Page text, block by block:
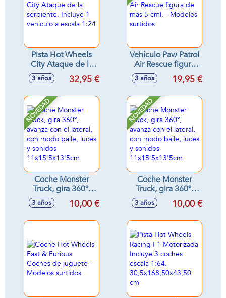
Pista Hot Wheels
City Ataque de la
serpiente. Incluye 1
vehiculo a escala
3 años 32,95 €
Vehículo Paw Patrol
Air Rescue figura
de mas 5 cml. -
Modelos surtidos
3 años 19,95 €
NOVEDAD
Coche Monster
Truck, gira 360º,
avanza con el
lateral, con modo
3 años 10,00 €
NOVEDAD
Coche Monster
Truck, gira 360º,
avanza con el
lateral, con modo
11x15'5x13'5cm
3 años 10,00 €